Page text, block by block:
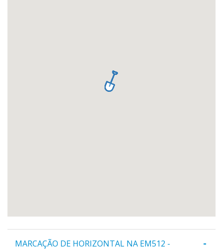
-
MARCAÇÃO DE HORIZONTAL NA EM512 -